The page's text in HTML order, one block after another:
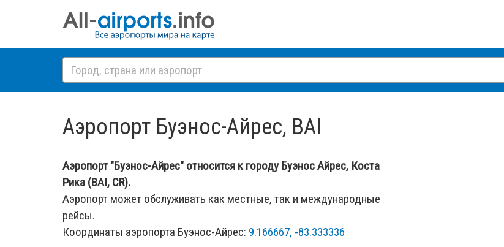
Аэропорт Буэнос-Айрес, BAI
Аэропорт "Буэнос-Айрес" относится к городу Буэнос Айрес, Коста
Рика (BAI, CR).
Аэропорт может обслуживать как местные, так и международные
рейсы.
Координаты аэропорта Буэнос-Айрес: 9.166667, -83.333336